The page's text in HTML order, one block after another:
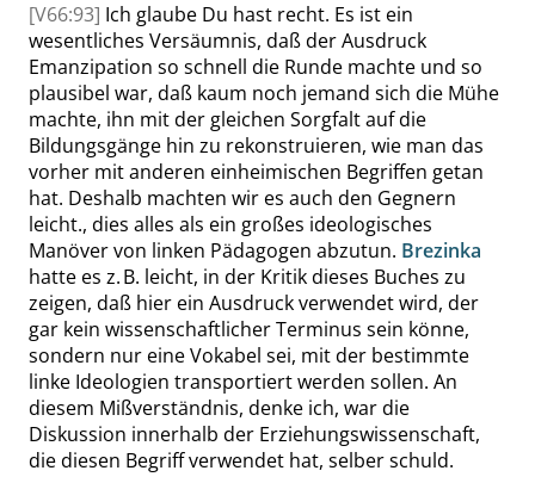
[V66:93] Ich glaube Du hast recht. Es ist ein
wesentliches Versäumnis, daß der Ausdruck
Emanzipation so schnell die Runde machte und so
plausibel war, daß kaum noch jemand sich die Mühe
machte, ihn mit der gleichen Sorgfalt auf die
Bildungsgänge hin zu rekonstruieren, wie man das
vorher mit anderen einheimischen Begriffen getan
hat. Deshalb machten wir es auch den Gegnern
leicht., dies alles als ein großes ideologisches
Manöver von linken Pädagogen abzutun. Brezinka
hatte es z. B. leicht, in der Kritik dieses Buches zu
zeigen, daß hier ein Ausdruck verwendet wird, der
gar kein wissenschaftlicher Terminus sein könne,
sondern nur eine Vokabel sei, mit der bestimmte
linke Ideologien transportiert werden sollen. An
diesem Mißverständnis, denke ich, war die
Diskussion innerhalb der Erziehungswissenschaft,
die diesen Begriff verwendet hat, selberschuld.